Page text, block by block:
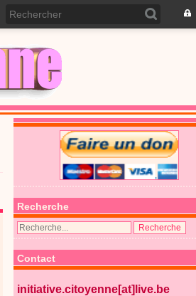
Recherche
Contact
initiative.citoyenne[at]live.be